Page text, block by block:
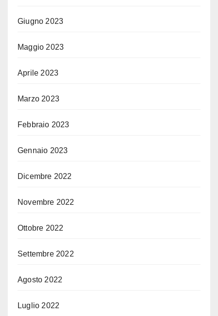
Giugno 2023
Maggio 2023
Aprile 2023
Marzo 2023
Febbraio 2023
Gennaio 2023
Dicembre 2022
Novembre 2022
Ottobre 2022
Settembre 2022
Agosto 2022
Luglio 2022